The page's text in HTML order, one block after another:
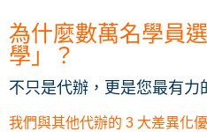
為什麼數萬名學員
學」？
不只是代辦，更是您最有力
我們與其他代辦的 3 大差異化優